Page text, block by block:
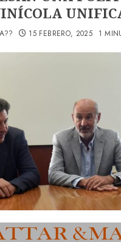
15 FEBRERO, 2025 1